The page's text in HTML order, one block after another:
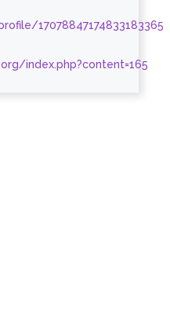
17078847174833183365
index.php?content=165